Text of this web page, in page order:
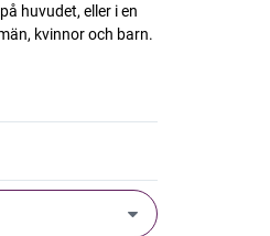
huvudet, eller i en
kvinnor och barn.